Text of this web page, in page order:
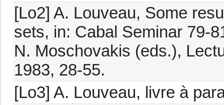
[Lo2] A. Louveau, Some
sets, in: Cabal Seminar 79-
N. Moschovakis (eds.),
1983, 28-55.
[Lo3] A. Louveau, livre à